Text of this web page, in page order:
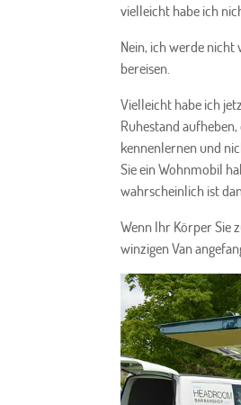
vielleicht habe ich
Nein, ich werde nicht
bereisen.
Vielleicht habe ich
Ruhestand
kennenlernen und
Sie ein Wohnmobil
wahrscheinlich ist
Wenn Ihr Körper Sie
winzigen Van